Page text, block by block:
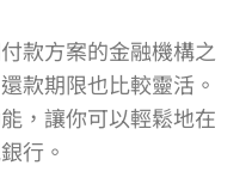
款方案的金融機構之
款期限也比較靈活。
，讓你可以輕鬆地在
行。